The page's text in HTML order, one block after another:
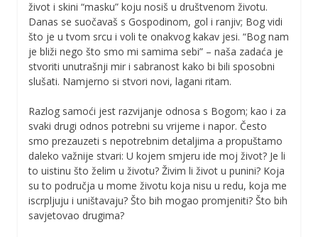
život i skini “masku” koju nosiš u društvenom životu.
Danas se suočavaš s Gospodinom, gol i ranjiv; Bog vidi
što je u tvom srcu i voli te onakvog kakav jesi. “Bog nam
je bliži nego što smo mi samima sebi” – naša zadaća je
stvoriti unutrašnji mir i sabranost kako bi bili sposobni
slušati. Namjerno si stvori novi, lagani ritam.
Razlog samoći jest razvijanje odnosa s Bogom; kao i za
svaki drugi odnos potrebni su vrijeme i napor. Često
smo prezauzeti s nepotrebnim detaljima a propuštamo
daleko važnije stvari: U kojem smjeru ide moj život? Je li
to uistinu što želim u životu? Živim li život u punini? Koja
su to područja u mome životu koja nisu u redu, koja me
iscrpljuju i uništavaju? Što bih mogao promjeniti? Što bih
savjetovao drugima?